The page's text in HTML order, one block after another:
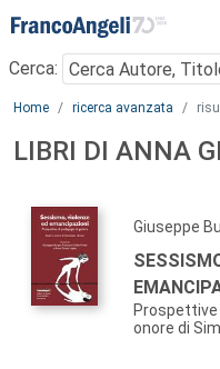
Menu
Cerca:
Main content
Home ricerca avanzata
LIBRI DI ANNA
Giuseppe
Prospettive
onore di